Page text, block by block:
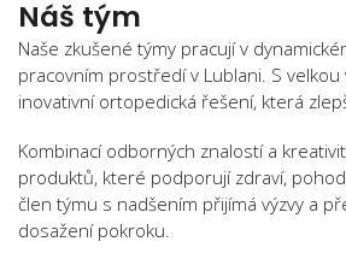
Náš tým
Naše zkušené týmy pracují v
pracovním prostředí v Lublani. S velkou
inovativní ortopedická řešení, která
Kombinací odborných znalostí a
produktů, které podporují zdraví,
člen týmu s nadšením přijímá výzvy a
dosažení pokroku.